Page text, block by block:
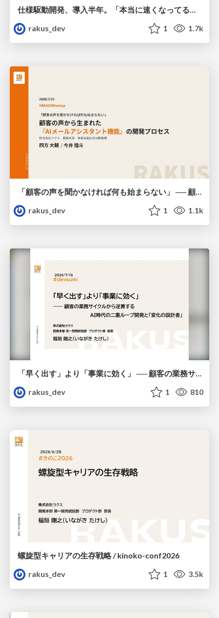
仕様駆動開発、導入半年。「本当に速くなってるの?」にデータで答える / AICon2026_hirakawa
rakus_dev
1 1.7k
「顧客の声を聞かなければ何も始まらない」 ── 顧客の声から生まれた『AI返信補助機能』の開発プロセス / AICon2026_shikata_imai
rakus_dev
1 1.1k
「早く出す」より「事業に効く」 ── 顧客の業務サイクルから逆算するAI時代の二重ループ開発と「変化の設計者」 / devsumi2026
rakus_dev
1 810
螺旋型キャリアの生存戦略 / kinoko-conf2026
rakus_dev
1 3.5k